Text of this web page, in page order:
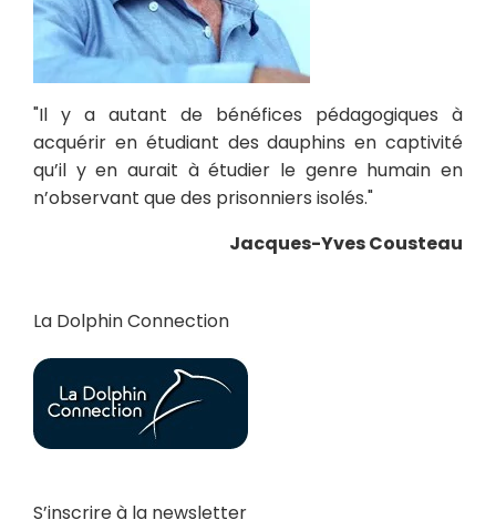
"Il y a autant de bénéfices pédagogiques à
acquérir en étudiant des dauphins en captivité
qu’il y en aurait à étudier le genre humain en
n’observant que des prisonniers isolés."
Jacques-Yves Cousteau
La Dolphin Connection
S’inscrire à la newsletter